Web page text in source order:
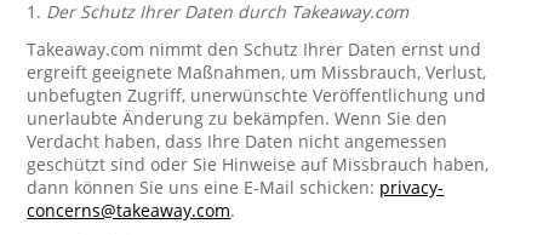
1. Der Schutz Ihrer Daten durch Takeaway.com
Takeaway.com nimmt den Schutz Ihrer Daten ernst und
ergreift geeignete Maßnahmen, um Missbrauch, Verlust,
unbefugten Zugriff, unerwünschte Veröffentlichung und
unerlaubte Änderung zu bekämpfen. Wenn Sie den
Verdacht haben, dass Ihre Daten nicht angemessen
geschützt sind oder Sie Hinweise auf Missbrauch haben,
dann können Sie uns eine E-Mail schicken: privacy-
concerns@takeaway.com.